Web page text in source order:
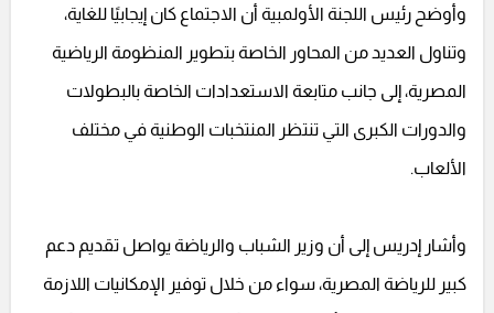
وأوضح رئيس اللجنة الأولمبية أن الاجتماع كان إيجابيًا للغاية،
وتناول العديد من المحاور الخاصة بتطوير المنظومة الرياضية
المصرية، إلى جانب متابعة الاستعدادات الخاصة بالبطولات
والدورات الكبرى التي تنتظر المنتخبات الوطنية في مختلف
الألعاب.
وأشار إدريس إلى أن وزير الشباب والرياضة يواصل تقديم دعم
كبير للرياضة المصرية، سواء من خلال توفير الإمكانيات اللازمة